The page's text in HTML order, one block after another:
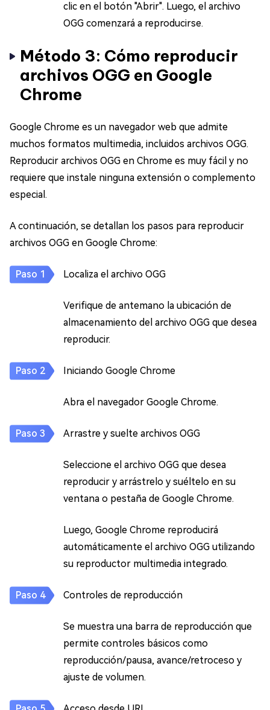
clic en el botón "Abrir". Luego, el archivo
OGG comenzará a reproducirse.
Método 3: Cómo reproducir
archivos OGG en Google
Chrome
Google Chrome es un navegador web que admite
muchos formatos multimedia, incluidos archivos OGG.
Reproducir archivos OGG en Chrome es muy fácil y no
requiere que instale ninguna extensión o complemento
especial.
A continuación, se detallan los pasos para reproducir
archivos OGG en Google Chrome:
Localiza el archivo OGG
Verifique de antemano la ubicación de
almacenamiento del archivo OGG que desea
reproducir.
Iniciando Google Chrome
Abra el navegador Google Chrome.
Arrastre y suelte archivos OGG
Seleccione el archivo OGG que desea
reproducir y arrástrelo y suéltelo en su
ventana o pestaña de Google Chrome.
Luego, Google Chrome reproducirá
automáticamente el archivo OGG utilizando
su reproductor multimedia integrado.
Controles de reproducción
Se muestra una barra de reproducción que
permite controles básicos como
reproducción/pausa, avance/retroceso y
ajuste de volumen.